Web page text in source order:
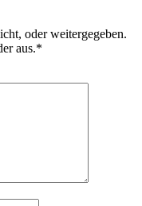
oder weitergegeben.
aus.*